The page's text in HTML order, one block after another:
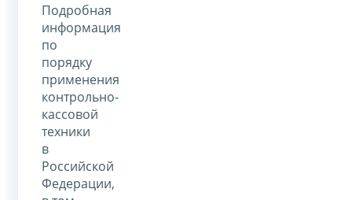
Подробная
информация
по
порядку
применения
контрольно-
кассовой
техники
в
Российской
Федерации,